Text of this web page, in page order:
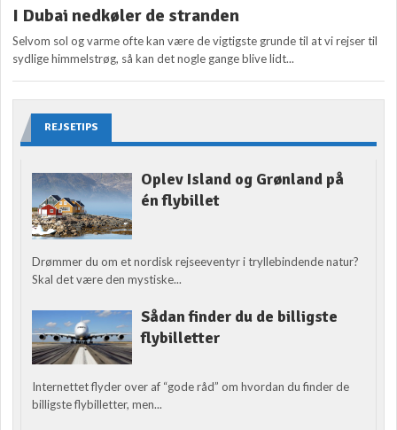
I Dubai nedkøler de stranden
Selvom sol og varme ofte kan være de vigtigste grunde til at vi rejser til
sydlige himmelstrøg, så kan det nogle gange blive lidt...
REJSETIPS
Oplev Island og Grønland på
én flybillet
Drømmer du om et nordisk rejseeventyr i tryllebindende natur?
Skal det være den mystiske...
Sådan finder du de billigste
flybilletter
Internettet flyder over af “gode råd” om hvordan du finder de
billigste flybilletter, men...